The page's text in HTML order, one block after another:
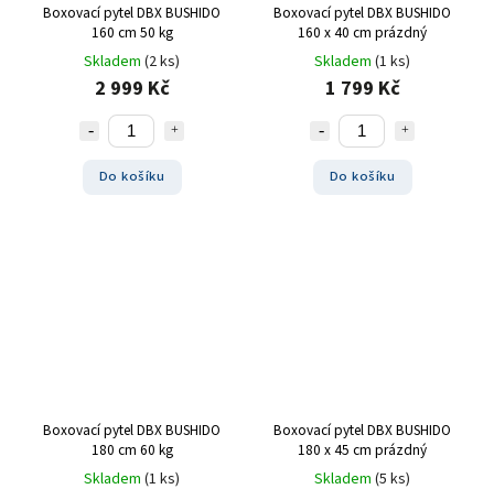
Boxovací pytel DBX BUSHIDO
160 cm 50 kg
Skladem (2 ks)
2 999 Kč
Do košíku
Boxovací pytel DBX BUSHIDO
160 x 40 cm prázdný
Skladem (1 ks)
1 799 Kč
Do košíku
Boxovací pytel DBX BUSHIDO
180 cm 60 kg
Skladem (1 ks)
Boxovací pytel DBX BUSHIDO
180 x 45 cm prázdný
Skladem (5 ks)